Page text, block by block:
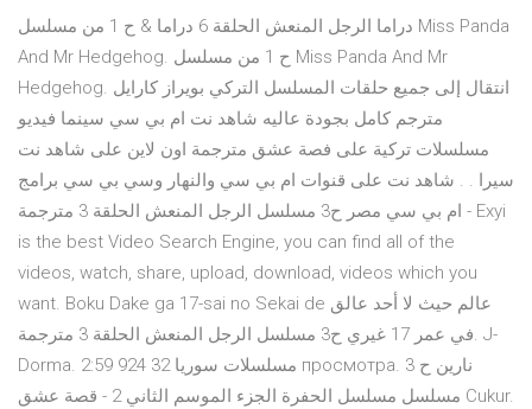
دراما الرجل المنعش الحلقة 6 دراما & ح 1 من مسلسل Miss Panda
And Mr Hedgehog. ح 1 من مسلسل Miss Panda And Mr
Hedgehog. انتقال إلى جميع حلقات المسلسل التركي بويراز كارايل
مترجم كامل بجودة عاليه شاهد نت ام بي سي سينما فيديو
مسلسلات تركية على فصة عشق مترجمة اون لاين على شاهد نت
سيرا . . شاهد نت على قنوات ام بي سي والنهار وسي بي سي برامج
ام بي سي مصر ح3 مسلسل الرجل المنعش الحلقة 3 مترجمة - Exyi
is the best Video Search Engine, you can find all of the
videos, watch, share, upload, download, videos which you
want. Boku Dake ga 17-sai no Sekai de عالم حيث لا أحد عالق
في عمر 17 غيري ح3 مسلسل الرجل المنعش الحلقة 3 مترجمة. J-
Dorma. 2:59 مسلسلات سوريا 32 924 просмотра. نارين ح 3
مسلسل مسلسل الحفرة الجزء الموسم الثاني 2 - قصة عشق Cukur.